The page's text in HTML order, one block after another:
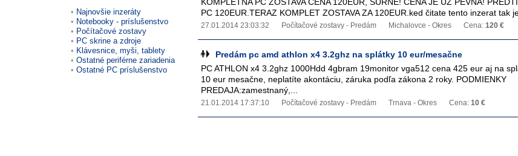
PC 120EUR.TERAZ KOMPLET ZOSTAVA ZA 120EUR.ked čitate tento inzerat tak
27.01.2014 23:03:32 Počítačové zostavy - Predám Michalovce - Okres Cena: 120 €
Predám pc amd athlon x4 3.2ghz na splátky 10 eur/mesačne
PC ATHLON x4 3.2ghz 1000Hdd 4gbram 19monitor vga512 cena 425 eur aj na
10 eur mesačne, neplatíte akontáciu, záruka podľa zákona 2 roky. PODMIENKY
PREDAJA:zamestnaný,...
21.01.2014 17:37:10 Počítačové zostavy - Predám Trnava - Okres Cena: 10 €
Najnovšie inzeráty
Notebooky - príslušenstvo
Počítačové zostavy
PC skrine a zdroje
Klávesnice, myši, tablety
Ostatné periférne zariadenia
Ostatné PC príslušenstvo